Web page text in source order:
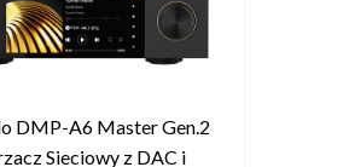
DMP-A6 Master Gen.2
Sieciowy z DAC i